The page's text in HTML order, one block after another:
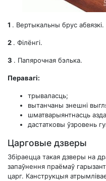
1 . Вертыкальны брус абвязкі.
2 . Філёнгі.
3 . Папярочная бэлька.
Перавагі:
трываласць;
вытанчаны знешні
шматварыянтнасць
дастатковы ўзровень
Царговые дзверы
Збіраецца такая дзверы на
запаўнення праёмаў
царг. Канструкцыя